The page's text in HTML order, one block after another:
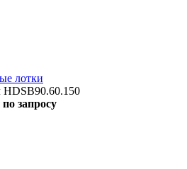
лотки
HDSB90.60.150
по запросу